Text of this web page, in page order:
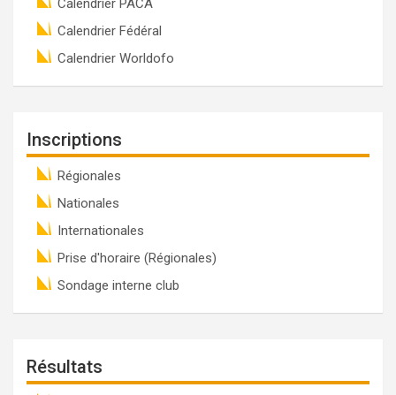
Calendrier PACA
Calendrier Fédéral
Calendrier Worldofo
Inscriptions
Régionales
Nationales
Internationales
Prise d'horaire (Régionales)
Sondage interne club
Résultats